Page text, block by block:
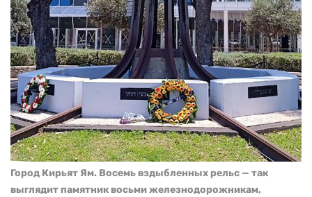
Город Кирьят Ям. Восемь вздыбленных рельс — так
выглядит памятник восьми железнодорожникам,